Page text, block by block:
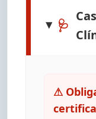
🩺
⚠